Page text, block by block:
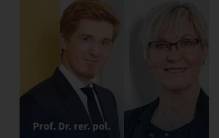
Prof. Dr. rer. pol.